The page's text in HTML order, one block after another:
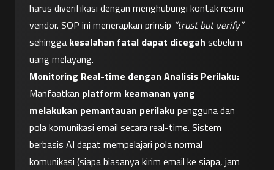
harus diverifikasi dengan menghubungi kontak resmi
vendor. SOP ini menerapkan prinsip “trust but verify”
sehingga kesalahan fatal dapat dicegah sebelum
uang melayang.
Monitoring Real-time dengan Analisis Perilaku:
Manfaatkan platform keamanan yang
melakukan pemantauan perilaku pengguna dan
pola komunikasi email secara real-time. Sistem
berbasis AI dapat mempelajari pola normal
komunikasi (siapa biasanya kirim email ke siapa, jam